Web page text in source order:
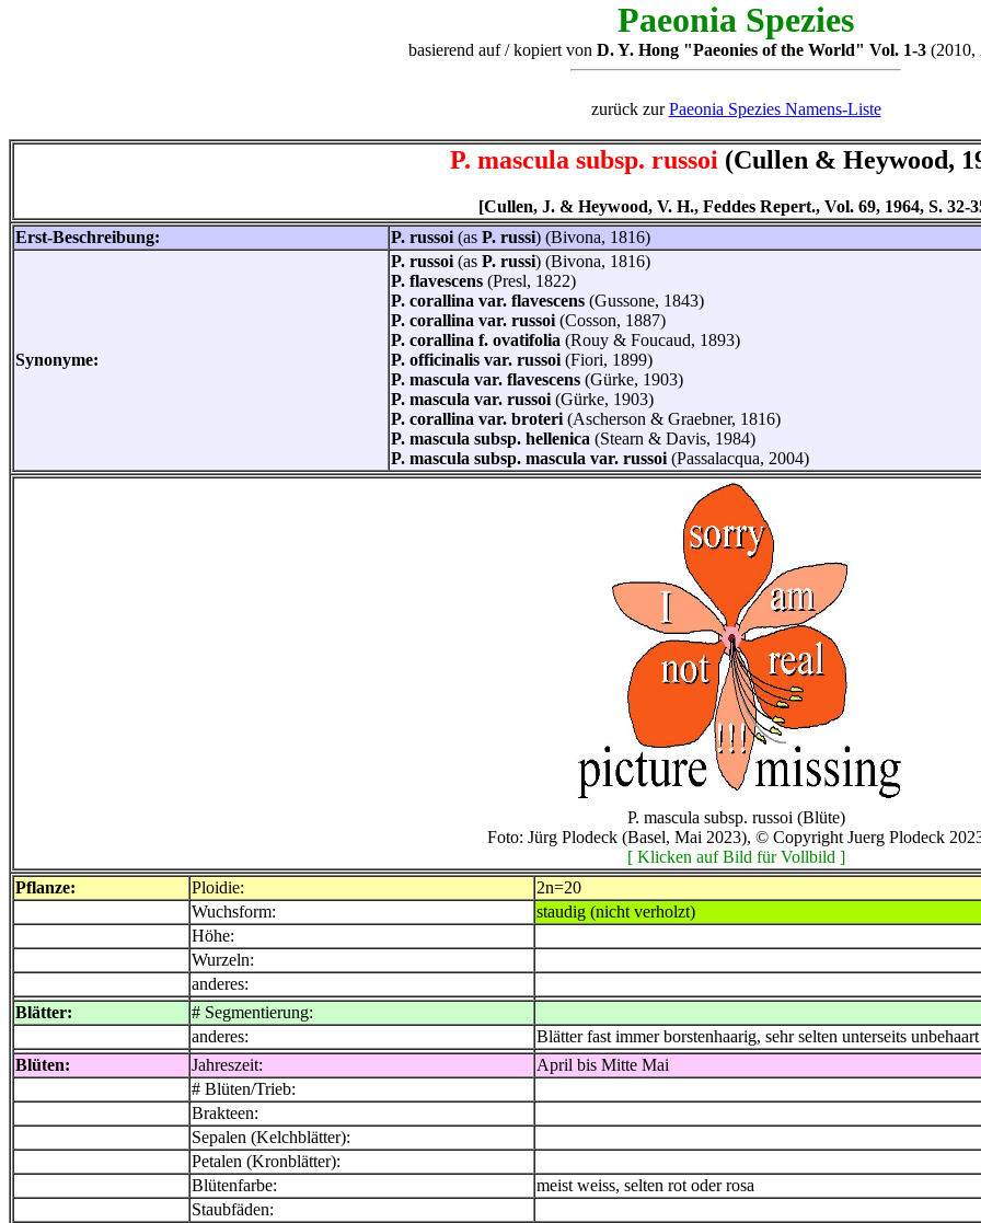
Paeonia Spezies
basierend auf / kopiert von D. Y. Hong "Paeonies of the World" Vol. 1-3 (2010,
zurück zurPaeonia Spezies Namens-Liste
P. mascula subsp. russoi (Cullen & Heywood,
[Cullen, J. & Heywood, V. H., Feddes Repert., Vol. 69, 1964, S. 32-
Erst-Beschreibung:
P. russoi (as P. russi) (Bivona, 1816)
Synonyme:
P. russoi (as P. russi) (Bivona, 1816)
P. flavescens (Presl, 1822)
P. corallina var. flavescens (Gussone, 1843)
P. corallina var. russoi (Cosson, 1887)
P. corallina f. ovatifolia (Rouy & Foucaud, 1893)
P. officinalis var. russoi (Fiori, 1899)
P. mascula var. flavescens (Gürke, 1903)
P. mascula var. russoi (Gürke, 1903)
P. corallina var. broteri (Ascherson & Graebner, 1816)
P. mascula subsp. hellenica (Stearn & Davis, 1984)
P. mascula subsp. mascula var. russoi (Passalacqua, 2004)
P. mascula subsp. russoi (Blüte)
Foto: Jürg Plodeck (Basel, Mai 2023), © Copyright Juerg Plodeck
[ Klicken auf Bild für Vollbild ]
Pflanze:
Ploidie:
2n=20
Wuchsform:
staudig (nicht verholzt)
Höhe:
Wurzeln:
anderes:
Blätter:
# Segmentierung:
anderes:
Blätter fast immer borstenhaarig, sehr selten unterseits
Blüten:
Jahreszeit:
April bis Mitte Mai
# Blüten/Trieb:
Brakteen:
Sepalen (Kelchblätter):
Petalen (Kronblätter):
Blütenfarbe:
meist weiss, selten rot oder rosa
Staubfäden: